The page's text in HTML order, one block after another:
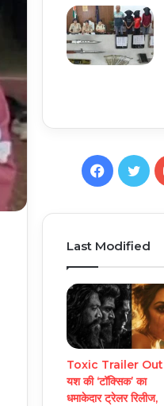
Last Modified
Toxic Trailer
यश की ‘टॉक्सिक’ का
धमाकेदार ट्रेलर रिलीज,